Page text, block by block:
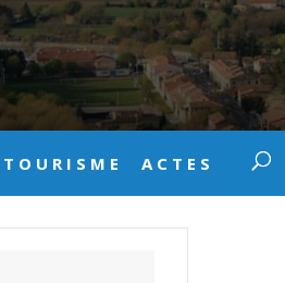
TOURISME ACTES